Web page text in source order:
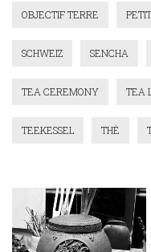
OBJECTIF TERRE
SCHWEIZ SENCHA
TEA CEREMONY TEA
TEEKESSEL THÉ